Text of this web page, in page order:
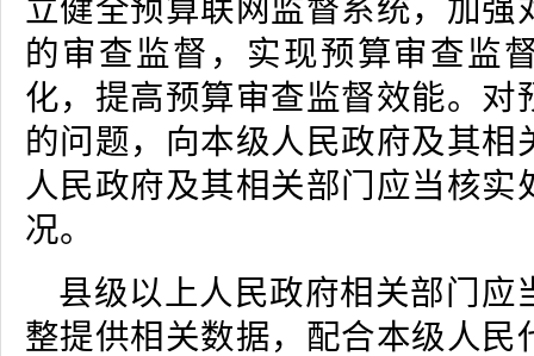
立健全预算联网监督系统，加强
的审查监督，实现预算审查监
化，提高预算审查监督效能。对
的问题，向本级人民政府及其相
人民政府及其相关部门应当核实
况。
县级以上人民政府相关部门应
整提供相关数据，配合本级人民